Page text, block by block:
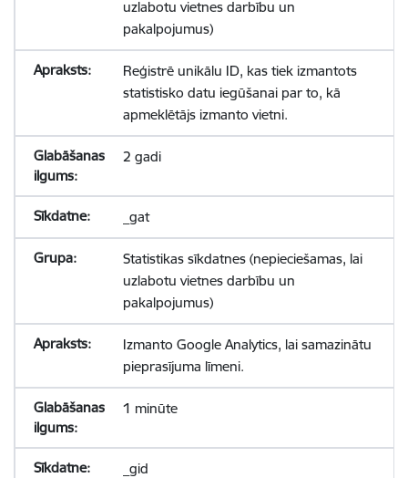
uzlabotu vietnes darbību un
pakalpojumus)
Reģistrē unikālu ID, kas tiek izmantots
statistisko datu iegūšanai par to, kā
apmeklētājs izmanto vietni.
2 gadi
_gat
Statistikas sīkdatnes (nepieciešamas, lai
uzlabotu vietnes darbību un
pakalpojumus)
Izmanto Google Analytics, lai samazinātu
pieprasījuma līmeni.
1 minūte
_gid